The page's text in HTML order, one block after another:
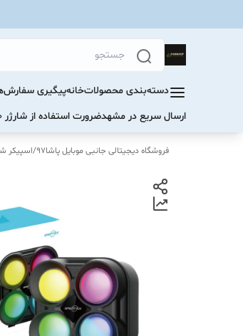
دسته‌بندی محصولاتخانهپیگیری سفارش
ارسال سریع در مشهدضرورت استفاده از شارژر ۴۰ واتی برای آیفون های سری ۱۷ و ۱۶
فروشگاه دیجیتالی جانبی موبایل پاشا97 /اسپیکر